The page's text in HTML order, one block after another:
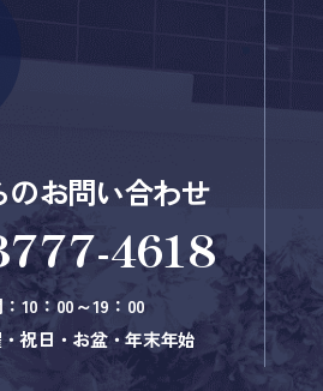
のお問い合わせ
4618
10：00～19：00
祝日・お盆・年末年始